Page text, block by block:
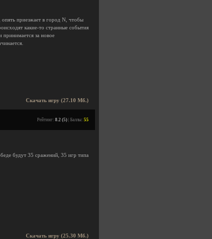
приезжает в город N, чтобы
какие-то странные события
принимается за новое
Скачать игру (27.10 Мб.)
Рейтинг: 8.2 (5) | Баллы: 55
будут 35 сражений, 35 игр типа
Скачать игру (25.30 Мб.)